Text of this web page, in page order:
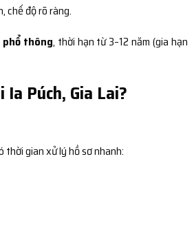
chế độ rõ ràng.
phổ thông, thời hạn từ 3–12 năm (gia hạn
Púch, Gia Lai?
thời gian xử lý hồ sơ nhanh: